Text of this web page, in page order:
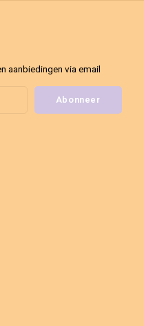
aanbiedingen via email
Abonneer